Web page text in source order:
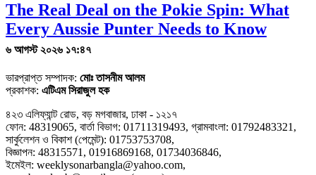
The Real Deal on the Pokie Spin: What
Every Aussie Punter Needs to Know
৬ আগস্ট ২০২৬ ১৭:৪৭
ভারপ্রাপ্ত সম্পাদক: মোঃ তাসনীম আলম
প্রকাশক: এটিএম সিরাজুল হক
৪২৩ এলিফ্যান্ট রোড, বড় মগবাজার, ঢাকা - ১২১৭
ফোন: 48319065, বার্তা বিভাগ: 01711319493, গ্রামবাংলা: 01792483321,
সার্কুলেশন ও বিকাশ (পেমেন্ট): 01753753708,
বিজ্ঞাপন: 48315571, 01916869168, 01734036846,
ইমেইল: weeklysonarbangla@yahoo.com,